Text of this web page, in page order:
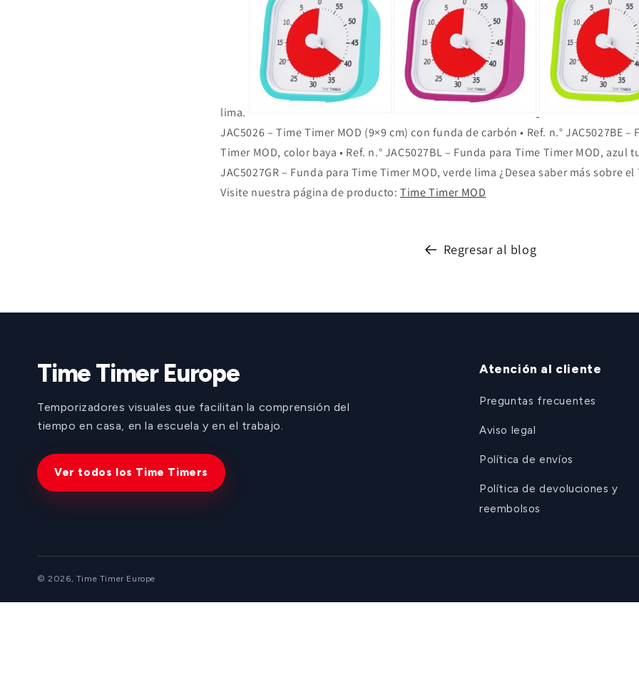
lima.
JAC5026 – Time Timer MOD (9×9 cm) con funda de carbón • Ref. n.° JAC5027BE –
Timer MOD, color baya • Ref. n.° JAC5027BL – Funda para Time Timer MOD, azul
JAC5027GR – Funda para Time Timer MOD, verde lima ¿Desea saber más sobre
Visite nuestra página de producto:Time Timer MOD
Regresar al blog
Time Timer Europe
Temporizadores visuales que facilitan la comprensión del
tiempo en casa, en la escuela y en el trabajo.
Ver todos los Time Timers
Atención al cliente
Preguntas frecuentes
Aviso legal
Política de envíos
Política de devoluciones y
reembolsos
© 2026, Time Timer Europe